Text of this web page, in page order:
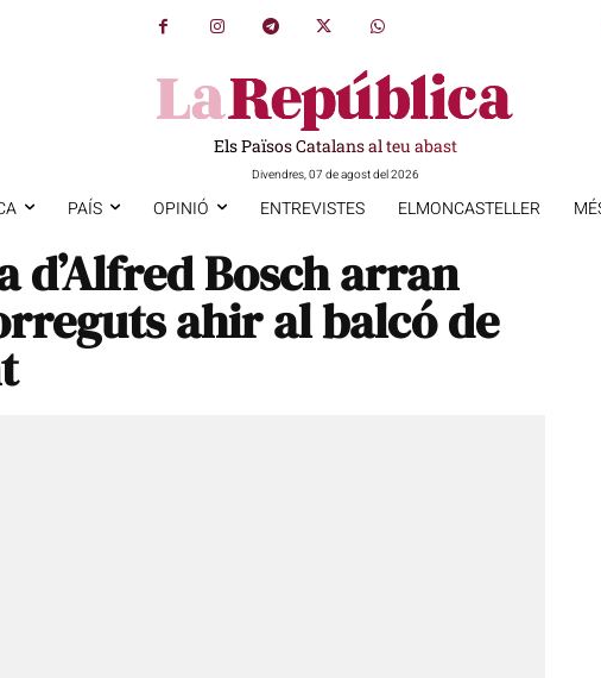
Els Països Catalans al teu abast
Divendres, 07 de agost del 2026
PAÍS OPINIÓ ENTREVISTES ELMONCASTELLER
d’Alfred Bosch arran
ahir al balcó de